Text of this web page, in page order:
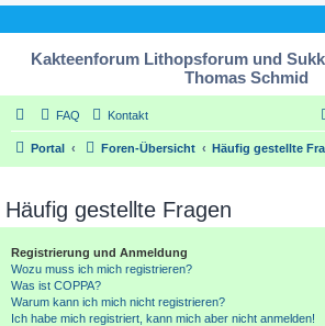
Kakteenforum Lithopsforum und
Thomas Schmid
FAQ Kontakt
Portal Foren-Übersicht Häufig gestellte
Häufig gestellte Fragen
Registrierung und Anmeldung
Wozu muss ich mich registrieren?
Was ist COPPA?
Warum kann ich mich nicht registrieren?
Ich habe mich registriert, kann mich aber nicht anmelden!